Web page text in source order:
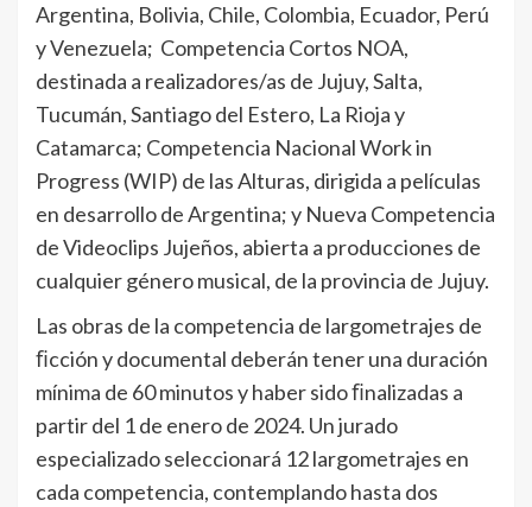
Argentina, Bolivia, Chile, Colombia, Ecuador, Perú
y Venezuela; Competencia Cortos NOA,
destinada a realizadores/as de Jujuy, Salta,
Tucumán, Santiago del Estero, La Rioja y
Catamarca; Competencia Nacional Work in
Progress (WIP) de las Alturas, dirigida a películas
en desarrollo de Argentina; y Nueva Competencia
de Videoclips Jujeños, abierta a producciones de
cualquier género musical, de la provincia de Jujuy.
Las obras de la competencia de largometrajes de
ﬁcción y documental deberán tener una duración
mínima de 60 minutos y haber sido ﬁnalizadas a
partir del 1 de enero de 2024. Un jurado
especializado seleccionará 12 largometrajes en
cada competencia, contemplando hasta dos